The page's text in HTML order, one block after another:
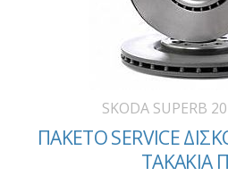
SKODA SUPERB
ΠΑΚΕΤΟ SERVICE
ΤΑΚΑΚΙΑ